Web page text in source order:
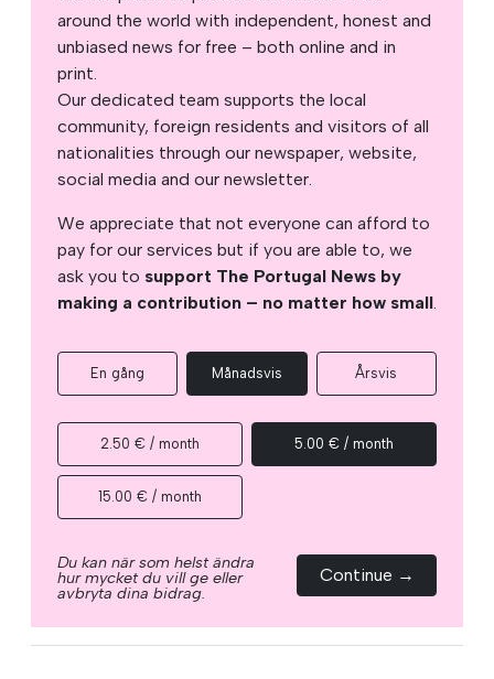
around the world with independent, honest and
unbiased news for free – both online and in
print.
Our dedicated team supports the local
community, foreign residents and visitors of all
nationalities through our newspaper, website,
social media and our newsletter.
We appreciate that not everyone can afford to
pay for our services but if you are able to, we
ask you to support The Portugal News by
making a contribution – no matter how small.
En gång Månadsvis Årsvis
2.50 € / month 5.00 € / month
15.00 € / month
Du kan när som helst ändra
hur mycket du vill ge eller
avbryta dina bidrag.
Continue →